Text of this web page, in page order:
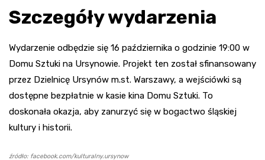
Szczegóły wydarzenia
Wydarzenie odbędzie się 16 października o godzinie 19:00 w
Domu Sztuki na Ursynowie. Projekt ten został sfinansowany
przez Dzielnicę Ursynów m.st. Warszawy, a wejściówki są
dostępne bezpłatnie w kasie kina Domu Sztuki. To
doskonała okazja, aby zanurzyć się w bogactwo śląskiej
kultury i historii.
źródło: facebook.com/kulturalny.ursynow